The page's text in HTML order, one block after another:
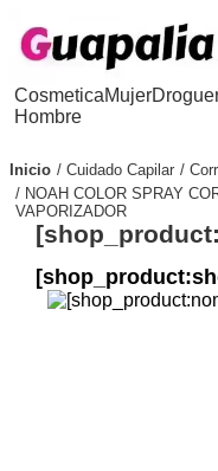
Cosmetica
Hombre
Mujer
Inicio Cuidado Capilar
NOAH COLOR SPRAY
VAPORIZADOR